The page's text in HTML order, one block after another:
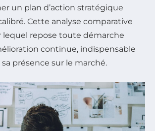
un plan d’action stratégique
Cette analyse comparative
lequel repose toute démarche
continue, indispensable
présence sur le marché.